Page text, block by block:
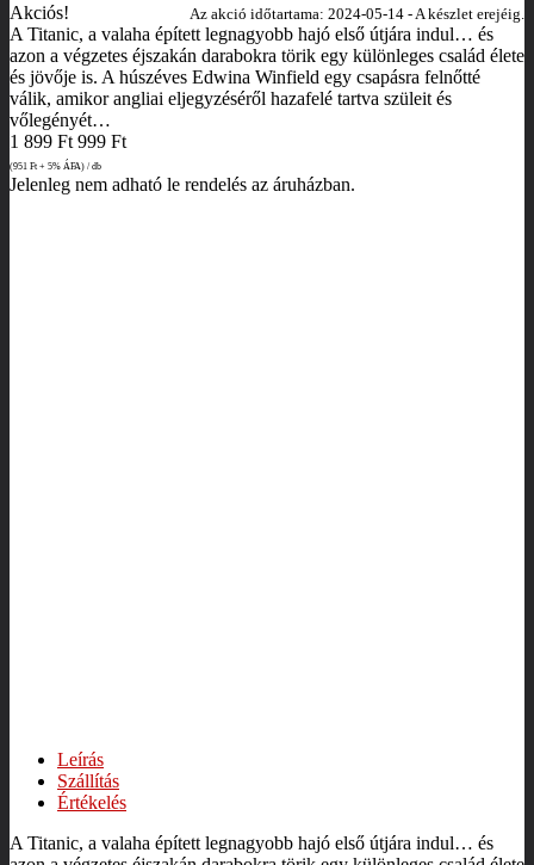
Akciós! Az akció időtartama: 2024-05-14 - A készlet erejéig.
A Titanic, a valaha épített legnagyobb hajó első útjára indul… és
azon a végzetes éjszakán darabokra törik egy különleges család élete
és jövője is. A húszéves Edwina Winfield egy csapásra felnőtté
válik, amikor angliai eljegyzéséről hazafelé tartva szüleit és
vőlegényét…
1 899 Ft 999 Ft
(951 Ft + 5% ÁFA) / db
Jelenleg nem adható le rendelés az áruházban.
Leírás
Szállítás
Értékelés
A Titanic, a valaha épített legnagyobb hajó első útjára indul… és